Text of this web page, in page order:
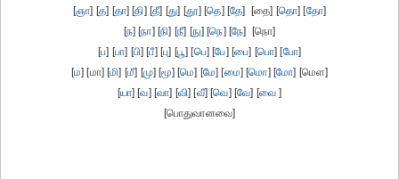
[ஞா] [த] [தா] [தி] [தீ] [து] [தூ] [தெ] [தே] [தை] [தொ] [தோ]
[ந] [நா] [நி] [நீ] [நு] [நெ] [நே] [நொ]
[ப] [பா] [பி] [பீ] [பு] [பூ] [பெ] [பே] [பை] [பொ] [போ]
[ம] [மா] [மி] [மீ] [மு] [மூ] [மெ] [மே] [மை] [மொ] [மோ] [மெள]
[யா] [வ] [வா] [வி] [வீ] [வெ] [வே] [வை ]
[பொதுவானவை]